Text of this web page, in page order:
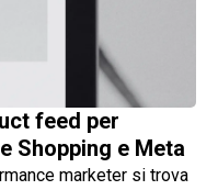
feed per
Shopping e Meta
marketer si trova